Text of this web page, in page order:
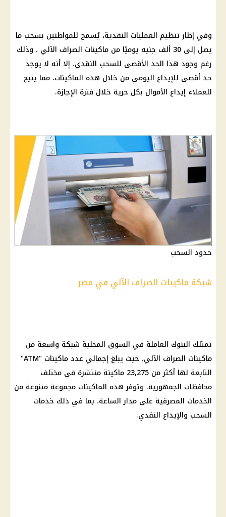
وفي إطار تنظيم العمليات النقدية، يُسمح للمواطنين بسحب ما
يصل إلى 30 ألف جنيه يوميًا من ماكينات الصراف الآلي ، وذلك
رغم وجود هذا الحد الأقصى للسحب النقدي، إلا أنه لا يوجد
حد أقصى للإيداع اليومي من خلال هذه الماكينات، مما يتيح
للعملاء إيداع الأموال بكل حرية خلال فترة الإجازة.
حدود السحب
شبكة ماكينات الصراف الآلي في مصر
تمتلك البنوك العاملة في السوق المحلية شبكة واسعة من
ماكينات الصراف الآلي، حيث يبلغ إجمالي عدد ماكينات "ATM"
التابعة لها أكثر من 23,275 ماكينة منتشرة في مختلف
محافظات الجمهورية. وتوفر هذه الماكينات مجموعة متنوعة من
الخدمات المصرفية على مدار الساعة، بما في ذلك خدمات
السحب والإيداع النقدي.